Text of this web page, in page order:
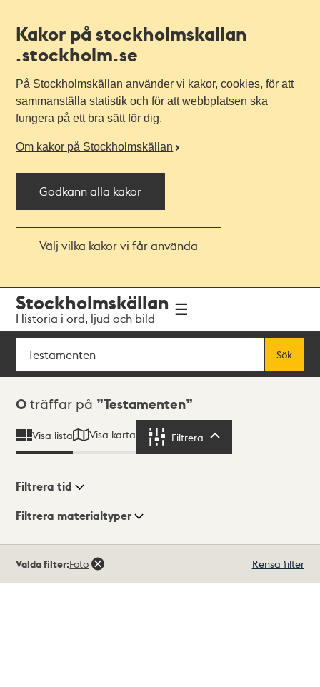
Kakor på stockholmskallan
.stockholm.se
På Stockholmskällan använder vi kakor, cookies, för att
sammanställa statistik och för att webbplatsen ska
fungera på ett bra sätt för dig.
Om kakor på Stockholmskällan
Godkänn alla kakor
Välj vilka kakor vi får använda
navigationen
huvudinnehållet
Stockholmskällan
Historia i ord, ljud och bild
Sök
Sök
Sökresultat
0 träffar på Testamenten
Visa lista Visa karta Filtrera
Visningsläge
Filtrera tid
Filtrera materialtyper
träffar
Valda filter:Foto Rensa filter